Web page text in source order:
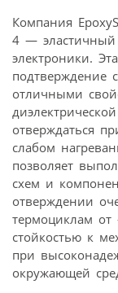
Компания
4 — эластичный
электроники.
подтверждение
отличными
отверждаться
слабом
позволяет
схем и
отверждении
термоциклам от
стойкостью к
при
окружающей